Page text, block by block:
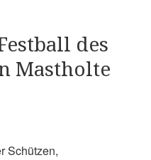
des
Mastholte
Schützen,